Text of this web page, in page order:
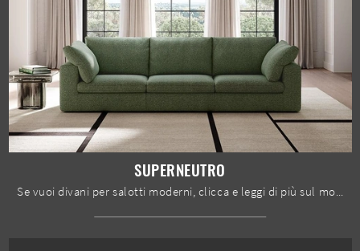
SUPERNEUTRO